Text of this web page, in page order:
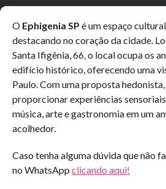
O Ephigenia SP é um espaço
destacando no coração da cidade.
Santa Ifigênia, 66, o local ocupa os
edifício histórico, oferecendo uma
Paulo. Com uma proposta
proporcionar experiências
música, arte e gastronomia em um
acolhedor.
Caso tenha alguma dúvida que não
no WhatsApp clicando aqui!